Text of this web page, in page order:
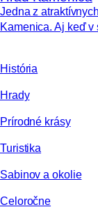
Jedna z
Kamenica. Aj keď v
História
Hrady
Prírodné krásy
Turistika
Sabinov a okolie
Celoročne